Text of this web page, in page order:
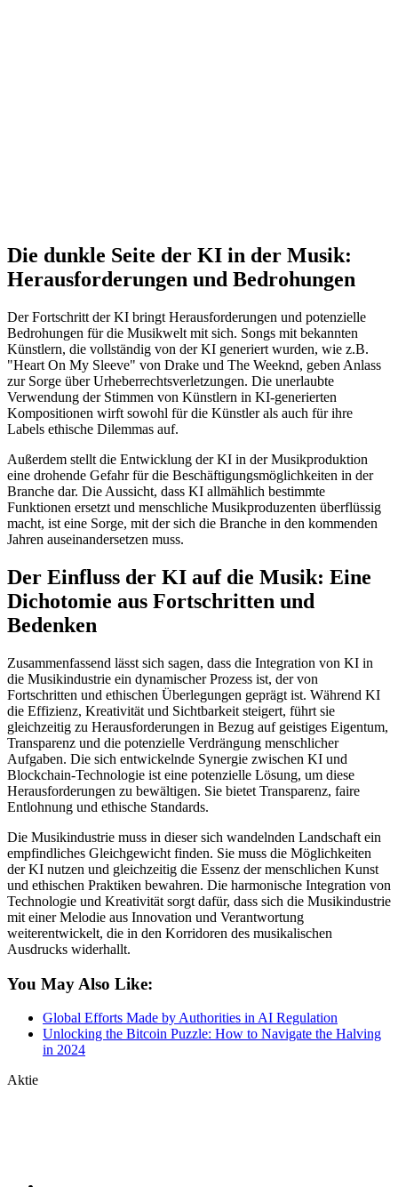
Die dunkle Seite der KI in der Musik:
Herausforderungen und Bedrohungen
Der Fortschritt der KI bringt Herausforderungen und potenzielle
Bedrohungen für die Musikwelt mit sich. Songs mit bekannten
Künstlern, die vollständig von der KI generiert wurden, wie z.B.
"Heart On My Sleeve" von Drake und The Weeknd, geben Anlass
zur Sorge über Urheberrechtsverletzungen. Die unerlaubte
Verwendung der Stimmen von Künstlern in KI-generierten
Kompositionen wirft sowohl für die Künstler als auch für ihre
Labels ethische Dilemmas auf.
Außerdem stellt die Entwicklung der KI in der Musikproduktion
eine drohende Gefahr für die Beschäftigungsmöglichkeiten in der
Branche dar. Die Aussicht, dass KI allmählich bestimmte
Funktionen ersetzt und menschliche Musikproduzenten überflüssig
macht, ist eine Sorge, mit der sich die Branche in den kommenden
Jahren auseinandersetzen muss.
Der Einfluss der KI auf die Musik: Eine
Dichotomie aus Fortschritten und
Bedenken
Zusammenfassend lässt sich sagen, dass die Integration von KI in
die Musikindustrie ein dynamischer Prozess ist, der von
Fortschritten und ethischen Überlegungen geprägt ist. Während KI
die Effizienz, Kreativität und Sichtbarkeit steigert, führt sie
gleichzeitig zu Herausforderungen in Bezug auf geistiges Eigentum,
Transparenz und die potenzielle Verdrängung menschlicher
Aufgaben. Die sich entwickelnde Synergie zwischen KI und
Blockchain-Technologie ist eine potenzielle Lösung, um diese
Herausforderungen zu bewältigen. Sie bietet Transparenz, faire
Entlohnung und ethische Standards.
Die Musikindustrie muss in dieser sich wandelnden Landschaft ein
empfindliches Gleichgewicht finden. Sie muss die Möglichkeiten
der KI nutzen und gleichzeitig die Essenz der menschlichen Kunst
und ethischen Praktiken bewahren. Die harmonische Integration von
Technologie und Kreativität sorgt dafür, dass sich die Musikindustrie
mit einer Melodie aus Innovation und Verantwortung
weiterentwickelt, die in den Korridoren des musikalischen
Ausdrucks widerhallt.
You May Also Like:
Global Efforts Made by Authorities in AI Regulation
Unlocking the Bitcoin Puzzle: How to Navigate the Halving
in 2024
Aktie